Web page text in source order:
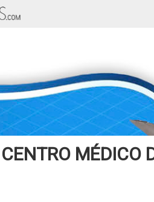
CENTRO MÉDICO